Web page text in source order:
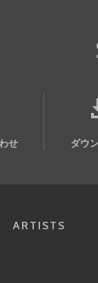
せ ダウ
ARTISTS